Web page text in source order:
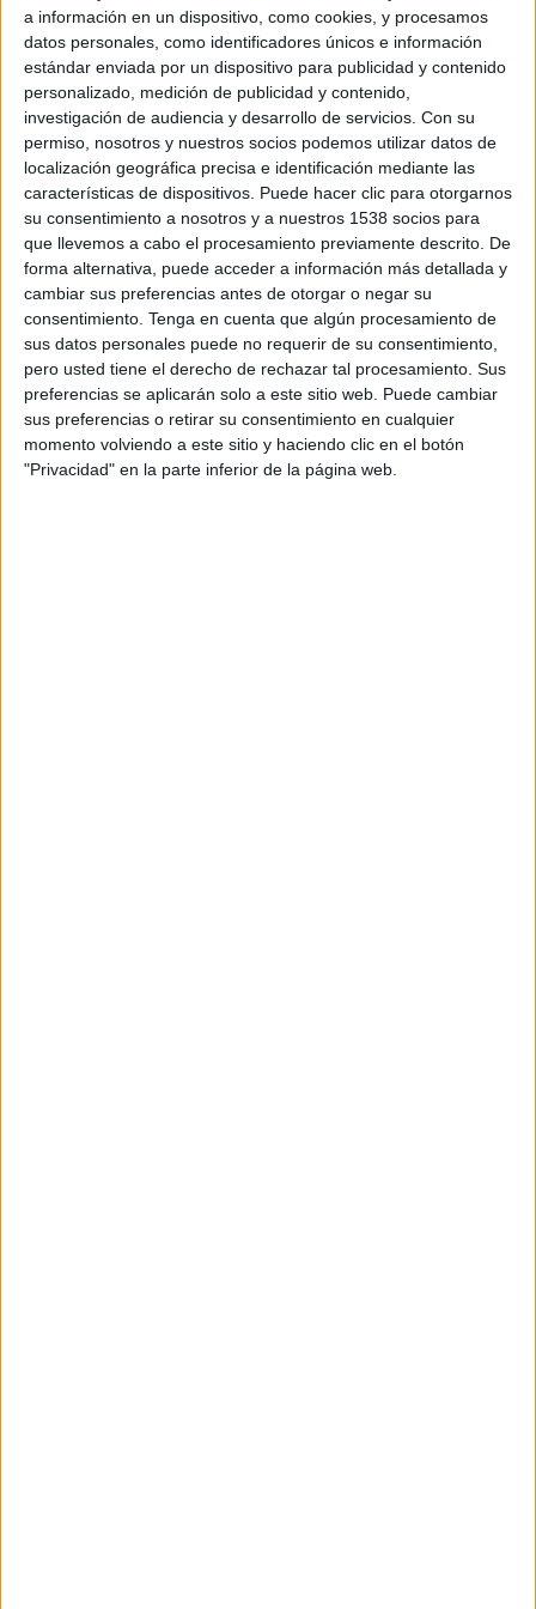
a información en un dispositivo, como cookies, y procesamos
datos personales, como identificadores únicos e información
estándar enviada por un dispositivo para publicidad y contenido
personalizado, medición de publicidad y contenido,
investigación de audiencia y desarrollo de servicios. Con su
permiso, nosotros y nuestros socios podemos utilizar datos de
localización geográfica precisa e identificación mediante las
características de dispositivos. Puede hacer clic para otorgarnos
su consentimiento a nosotros y a nuestros 1538 socios para
que llevemos a cabo el procesamiento previamente descrito. De
forma alternativa, puede acceder a información más detallada y
cambiar sus preferencias antes de otorgar o negar su
consentimiento. Tenga en cuenta que algún procesamiento de
sus datos personales puede no requerir de su consentimiento,
pero usted tiene el derecho de rechazar tal procesamiento. Sus
preferencias se aplicarán solo a este sitio web. Puede cambiar
sus preferencias o retirar su consentimiento en cualquier
momento volviendo a este sitio y haciendo clic en el botón
"Privacidad" en la parte inferior de la página web.
buscar alternativas a los planes de medios
tradicionales. Tres grupos editoriales Interdeco,
RBA y GPS (fruto de la fusión entre G+J y MPIB)
decidieron unir sus fuerzas para demostrar la
aportación del medio revistas a un plan de
medios donde la televisión es el medio principal.
Así surgió Atenea.
Atenea nace con la intención de fortalecer el
medio revistas, evitar la fuga de inversión a favor
de otros medios y atraer a anunciantes que
todavía no creen en ellas. Sus objetivos son
cuantificar la aportación del medio revistas a
campañas de publicidad en televisión, verificar
que el medio revistas aporta valor añadido a
planificaciones de medios donde el peso de la
telelvisión es muy importante, utilizar los